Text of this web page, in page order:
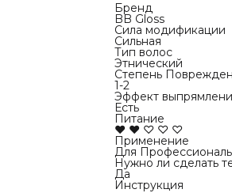
Бренд
BB Gloss
Сила модификации
Сильная
Тип волос
Этнический
Степень
1-2
Эффект
Есть
Питание
♥ ♥ ♡ ♡ ♡
Применение
Для
Нужно ли сделать
Да
Инструкция